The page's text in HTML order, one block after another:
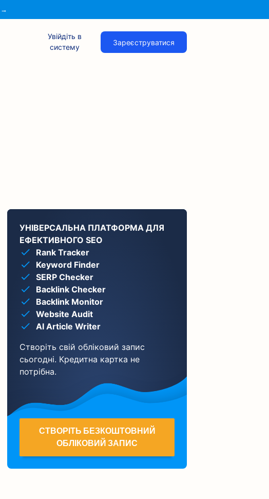
→
Увійдіть в
систему
Зареєструватися
УНІВЕРСАЛЬНА ПЛАТФОРМА ДЛЯ
ЕФЕКТИВНОГО SEO
Rank Tracker
Keyword Finder
SERP Checker
Backlink Checker
Backlink Monitor
Website Audit
AI Article Writer
Створіть свій обліковий запис
сьогодні. Кредитна картка не
потрібна.
СТВОРІТЬ БЕЗКОШТОВНИЙ
ОБЛІКОВИЙ ЗАПИС